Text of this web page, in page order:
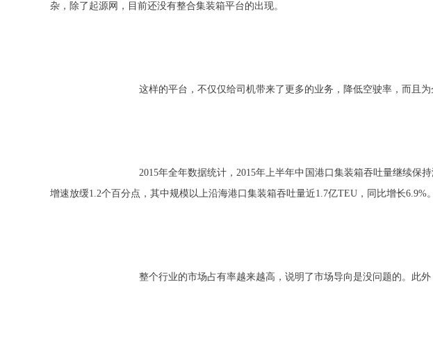
杂，除了起源网，目前还没有整合集装箱平台的出现。
这样的平台，不仅仅给司机带来了更多的业务，降低空驶率，而
				2015年全年数据统计，2015年上半年中国港口集装箱吞吐量继续保持温和增长，但增速略有回落。前11月，全国规模以上港口完成集装箱吞吐量超1.8亿TEU，同比增长6.1%，
增速放缓1.2个百分点，其中规模以上沿海港口集装箱吞吐量近1.7亿TEU，同比增长6.9%。
整个行业的市场占有率越来越高，说明了市场导向是没问题的。